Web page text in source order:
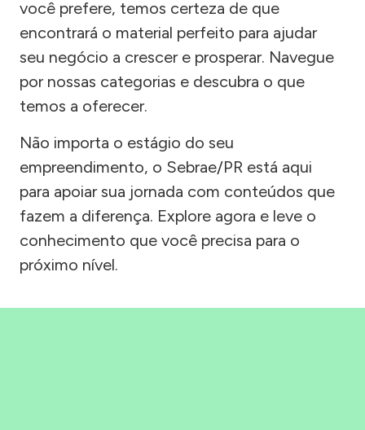
você prefere, temos certeza de que
encontrará o material perfeito para ajudar
seu negócio a crescer e prosperar. Navegue
por nossas categorias e descubra o que
temos a oferecer.
Não importa o estágio do seu
empreendimento, o Sebrae/PR está aqui
para apoiar sua jornada com conteúdos que
fazem a diferença. Explore agora e leve o
conhecimento que você precisa para o
próximo nível.